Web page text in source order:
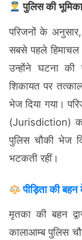
पुलिस की
परिजनों के
सबसे पहले हिमाचल
उन्होंने घटना
शिकायत पर
भेज दिया गया।
(Jurisdiction)
पुलिस चौकी भेज
भटकती रहीं।
पीड़िता की
मृतका की बहन
कालाआम्ब पुलिस